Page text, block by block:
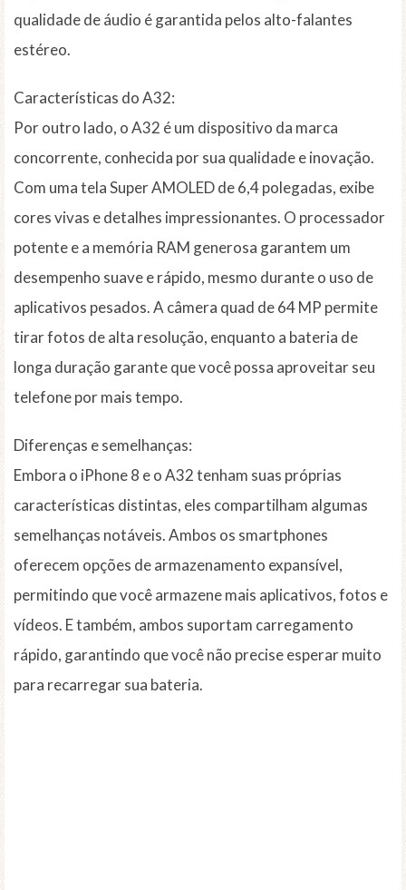
qualidade de áudio é garantida pelos alto-falantes
estéreo.
Características do A32:
Por outro lado, o A32 é um dispositivo da marca
concorrente, conhecida por sua qualidade e inovação.
Com uma tela Super AMOLED de 6,4 polegadas, exibe
cores vivas e detalhes impressionantes. O processador
potente e a memória RAM generosa garantem um
desempenho suave e rápido, mesmo durante o uso de
aplicativos pesados. A câmera quad de 64 MP permite
tirar fotos de alta resolução, enquanto a bateria de
longa duração garante que você possa aproveitar seu
telefone por mais tempo.
Diferenças e semelhanças:
Embora o iPhone 8 e o A32 tenham suas próprias
características distintas, eles compartilham algumas
semelhanças notáveis. Ambos os smartphones
oferecem opções de armazenamento expansível,
permitindo que você armazene mais aplicativos, fotos e
vídeos. E também, ambos suportam carregamento
rápido, garantindo que você não precise esperar muito
para recarregar sua bateria.